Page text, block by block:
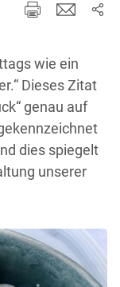
wie ein
Dieses Zitat
genau auf
dies spiegelt
unserer